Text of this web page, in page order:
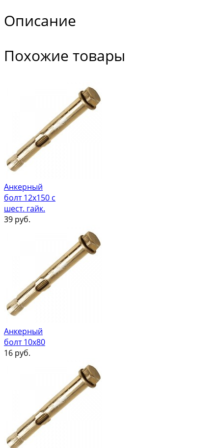
Описание
Похожие товары
Анкерный
болт 12х150 с
шест. гайк.
39 руб.
Анкерный
болт 10х80
16 руб.